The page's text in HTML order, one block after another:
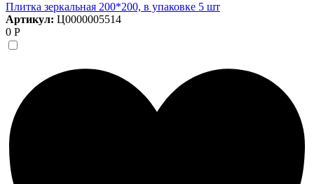
Плитка зеркальная 200*200, в упаковке 5 шт
Артикул: Ц0000005514
0 Р